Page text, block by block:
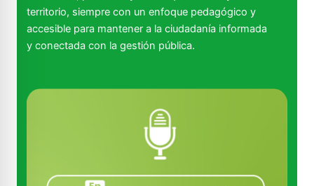
territorio, siempre con un enfoque pedagógico y
accesible para mantener a la ciudadanía informada
y conectada con la gestión pública.